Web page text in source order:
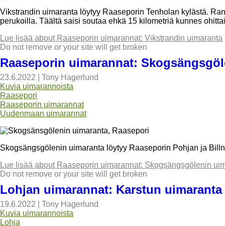
Vikstrandin uimaranta löytyy Raaseporin Tenholan kylästä.
perukoilla. Täältä saisi soutaa ehkä 15 kilometriä kunnes
Lue lisää about Raaseporin uimarannat: Vikstrandin uimaranta
Do not remove or your site will get broken
Raaseporin uimarannat:
23.6.2022
Tony Hagerlund
Kuvia uimarannoista
Raasepori
Raaseporin uimarannat
Uudenmaan uimarannat
Skogsängsgölenin uimaranta löytyy Raaseporin Pohjan ja
Lue lisää about Raaseporin uimarannat: Skogsängsgölenin
Do not remove or your site will get broken
Lohjan uimarannat: Karstun uimaranta
19.6.2022
Tony Hagerlund
Kuvia uimarannoista
Lohja